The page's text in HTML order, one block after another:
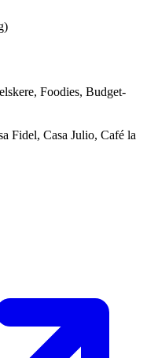
Foodies, Budget-
Fidel, Casa Julio, Café la